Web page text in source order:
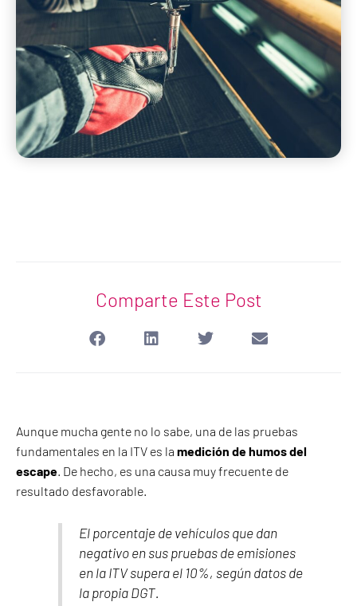
Comparte Este Post
Aunque mucha gente no lo sabe, una de las pruebas
fundamentales en la ITV es la medición de humos del
escape. De hecho, es una causa muy frecuente de
resultado desfavorable.
El porcentaje de vehículos que dan
negativo en sus pruebas de emisiones
en la ITV supera el 10%, según datos de
la propia DGT.